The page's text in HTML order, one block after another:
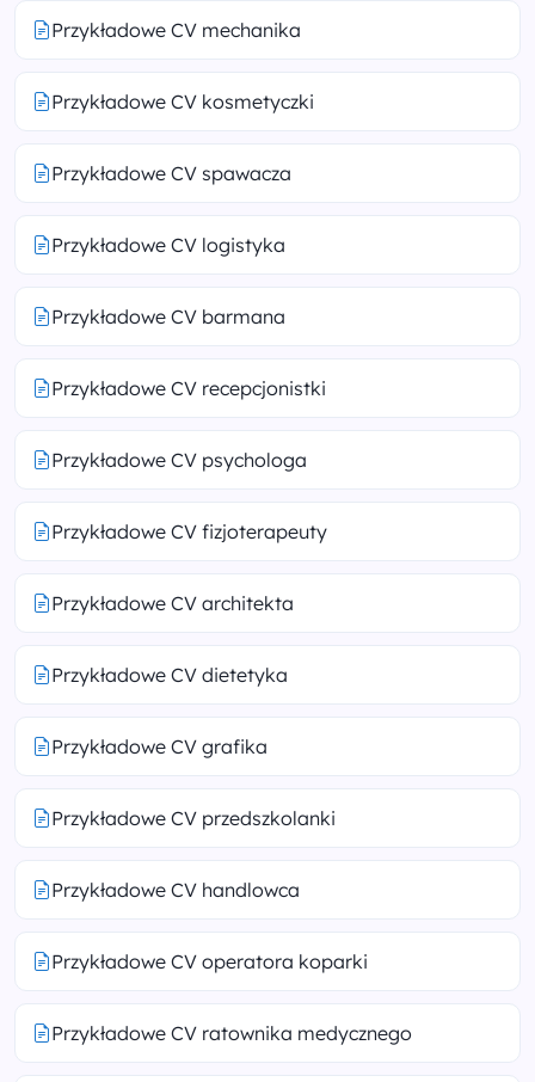
Przykładowe CV mechanika
Przykładowe CV kosmetyczki
Przykładowe CV spawacza
Przykładowe CV logistyka
Przykładowe CV barmana
Przykładowe CV recepcjonistki
Przykładowe CV psychologa
Przykładowe CV fizjoterapeuty
Przykładowe CV architekta
Przykładowe CV dietetyka
Przykładowe CV grafika
Przykładowe CV przedszkolanki
Przykładowe CV handlowca
Przykładowe CV operatora koparki
Przykładowe CV ratownika medycznego